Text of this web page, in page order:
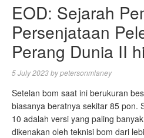
EOD: Sejarah
Persenjataan
Perang Dunia II
5 July 2023bypetersonmlaney
Setelan bom saat ini berukuran
biasanya beratnya sekitar 85 pon.
10 adalah versi yang paling
dikenakan oleh teknisi bom dari